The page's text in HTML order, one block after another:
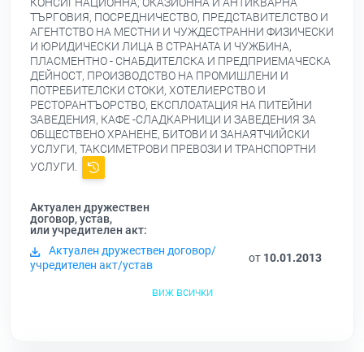
КОНСИГНАЦИОННА, ОКАЗИОННА И АНТИКВАРНА
ТЪРГОВИЯ, ПОСРЕДНИЧЕСТВО, ПРЕДСТАВИТЕЛСТВО И
АГЕНТСТВО НА МЕСТНИ И ЧУЖДЕСТРАННИ ФИЗИЧЕСКИ
И ЮРИДИЧЕСКИ ЛИЦА В СТРАНАТА И ЧУЖБИНА,
ПЛАСМЕНТНО - СНАБДИТЕЛСКА И ПРЕДПРИЕМАЧЕСКА
ДЕЙНОСТ, ПРОИЗВОДСТВО НА ПРОМИШЛЕНИ И
ПОТРЕБИТЕЛСКИ СТОКИ, ХОТЕЛИЕРСТВО И
РЕСТОРАНТЪОРСТВО, ЕКСПЛОАТАЦИЯ НА ПИТЕЙНИ
ЗАВЕДЕНИЯ, КАФЕ -СЛАДКАРНИЦИ И ЗАВЕДЕНИЯ ЗА
ОБЩЕСТВЕНО ХРАНЕНЕ, БИТОВИ И ЗАНАЯТЧИЙСКИ
УСЛУГИ, ТАКСИМЕТРОВИ ПРЕВОЗИ И ТРАНСПОРТНИ
УСЛУГИ.
Актуален дружествен
договор, устав,
или учредителен акт:
Актуален дружествен договор/
учредителен акт/устав
от 10.01.2013
виж всички